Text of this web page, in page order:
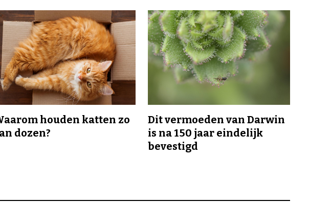
houden katten zo
dozen?
Dit vermoeden van Darwin
is na 150 jaar eindelijk
bevestigd